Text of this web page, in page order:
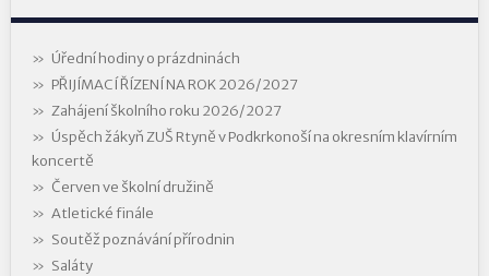
Úřední hodiny o prázdninách
PŘIJÍMACÍ ŘÍZENÍ NA ROK 2026/2027
Zahájení školního roku 2026/2027
Úspěch žákyň ZUŠ Rtyně v Podkrkonoší na okresním klavírním
koncertě
Červen ve školní družině
Atletické finále
Soutěž poznávání přírodnin
Saláty